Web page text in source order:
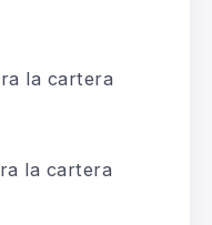
la cartera
la cartera